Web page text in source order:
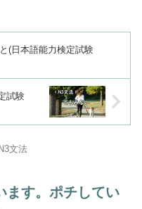
(日本語能力検定試験
試験
N3文法
ます。ポチしてい